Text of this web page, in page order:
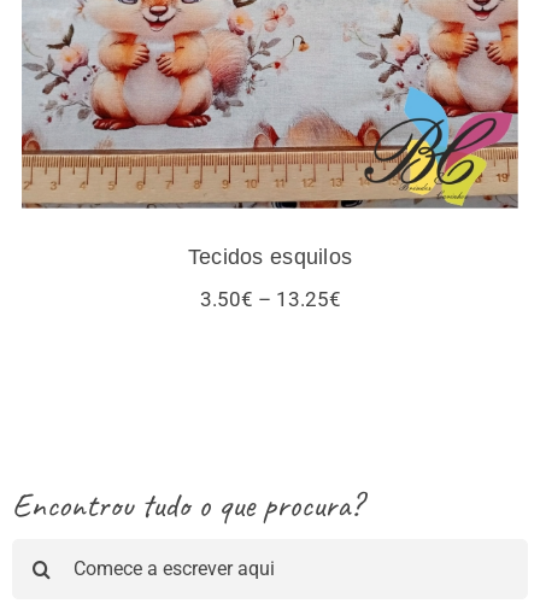
Tecidos esquilos
3.50€ – 13.25€Price
Encontrou tudo o que procura?